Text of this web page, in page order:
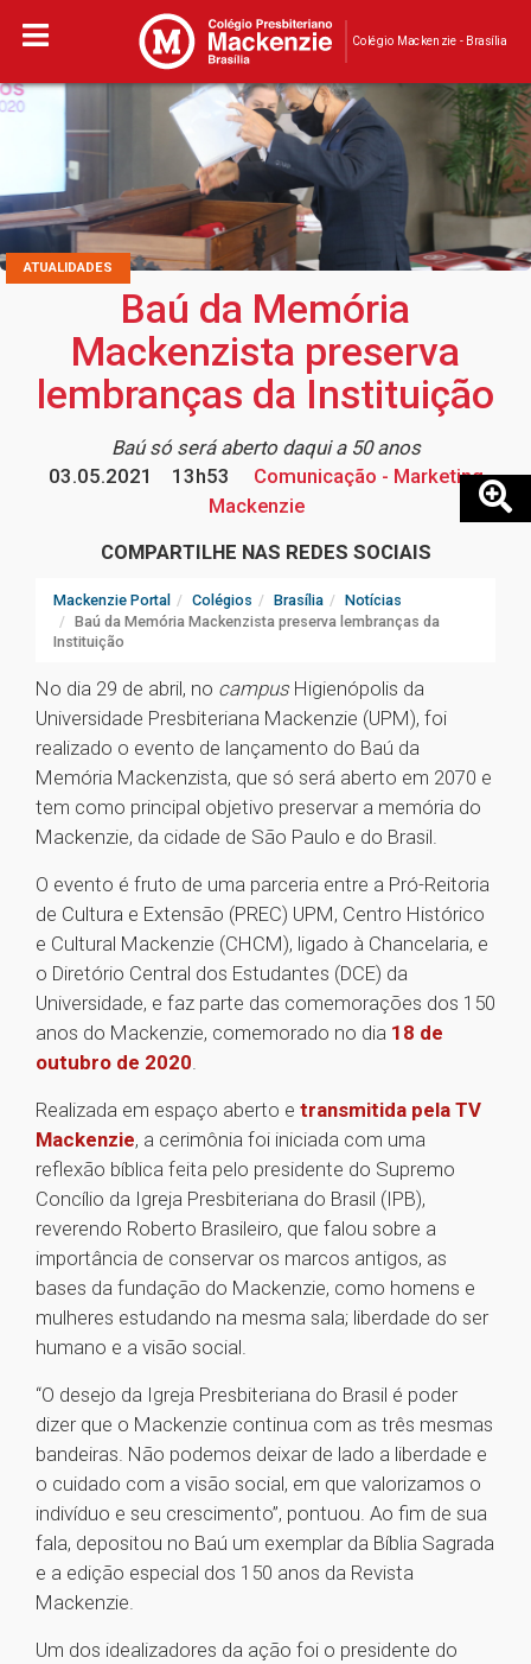
Colégio Mackenzie - Brasília
ATUALIDADES
Baú da Memória
Mackenzista preserva
lembranças da Instituição
Baú só será aberto daqui a 50 anos
03.05.2021
13h53
Comunicação - Marketing
Mackenzie
COMPARTILHE NAS REDES SOCIAIS
Mackenzie Portal Colégios Brasília
Notícias
Baú da Memória Mackenzista preserva lembranças da
Instituição
No dia 29 de abril, no campus Higienópolis da
Universidade Presbiteriana Mackenzie (UPM), foi
realizado o evento de lançamento do Baú da
Memória Mackenzista, que só será aberto em 2070 e
tem como principal objetivo preservar a memória do
Mackenzie, da cidade de São Paulo e do Brasil.
O evento é fruto de uma parceria entre a Pró-Reitoria
de Cultura e Extensão (PREC) UPM, Centro Histórico
e Cultural Mackenzie (CHCM), ligado à Chancelaria, e
o Diretório Central dos Estudantes (DCE) da
Universidade, e faz parte das comemorações dos 150
anos do Mackenzie, comemorado no dia 18 de
outubro de 2020.
Realizada em espaço aberto e transmitida pela TV
Mackenzie, a cerimônia foi iniciada com uma
reflexão bíblica feita pelo presidente do Supremo
Concílio da Igreja Presbiteriana do Brasil (IPB),
reverendo Roberto Brasileiro, que falou sobre a
importância de conservar os marcos antigos, as
bases da fundação do Mackenzie, como homens e
mulheres estudando na mesma sala; liberdade do ser
humano e a visão social.
“O desejo da Igreja Presbiteriana do Brasil é poder
dizer que o Mackenzie continua com as três mesmas
bandeiras. Não podemos deixar de lado a liberdade e
o cuidado com a visão social, em que valorizamos o
indivíduo e seu crescimento”, pontuou. Ao fim de sua
fala, depositou no Baú um exemplar da Bíblia Sagrada
e a edição especial dos 150 anos da Revista
Mackenzie.
Um dos idealizadores da ação foi o presidente do